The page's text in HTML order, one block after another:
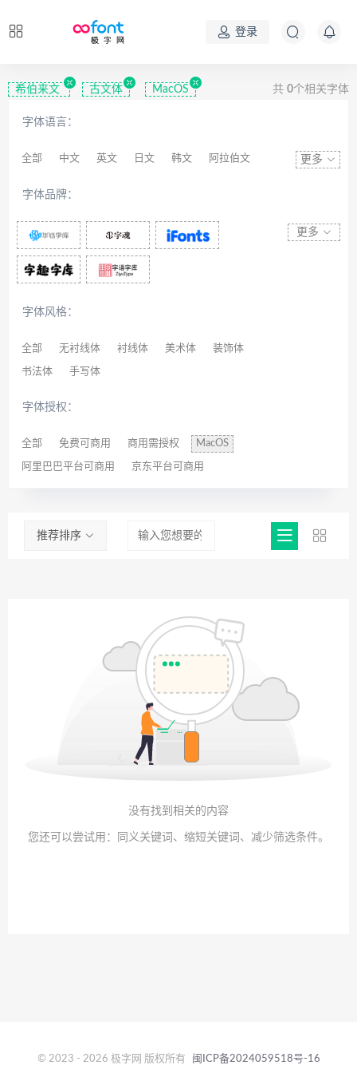
登录
希伯来文 古文体 MacOS 共 0个相关字体
字体语言：
全部 中文 英文 日文 韩文 阿拉伯文
拉丁文 八思巴文
更多
字体品牌：
更多
字体风格：
全部 无衬线体 衬线体 美术体 装饰体
书法体 手写体
字体授权：
全部 免费可商用 商用需授权 MacOS
阿里巴巴平台可商用 京东平台可商用
推荐排序
没有找到相关的内容
您还可以尝试用：同义关键词、缩短关键词、减少筛选条件。
© 2023 - 2026 极字网 版权所有 闽ICP备2024059518号-16